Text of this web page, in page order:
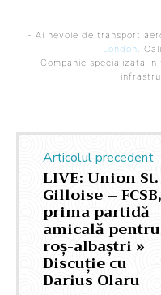
- Ai nevoie de transport
London.
- Companie specializata
Articolul precedent
LIVE: Union St.
Gilloise – FCSB,
prima partidă
amicală pentru
roș-albaștri »
Discuție cu
Darius Olaru